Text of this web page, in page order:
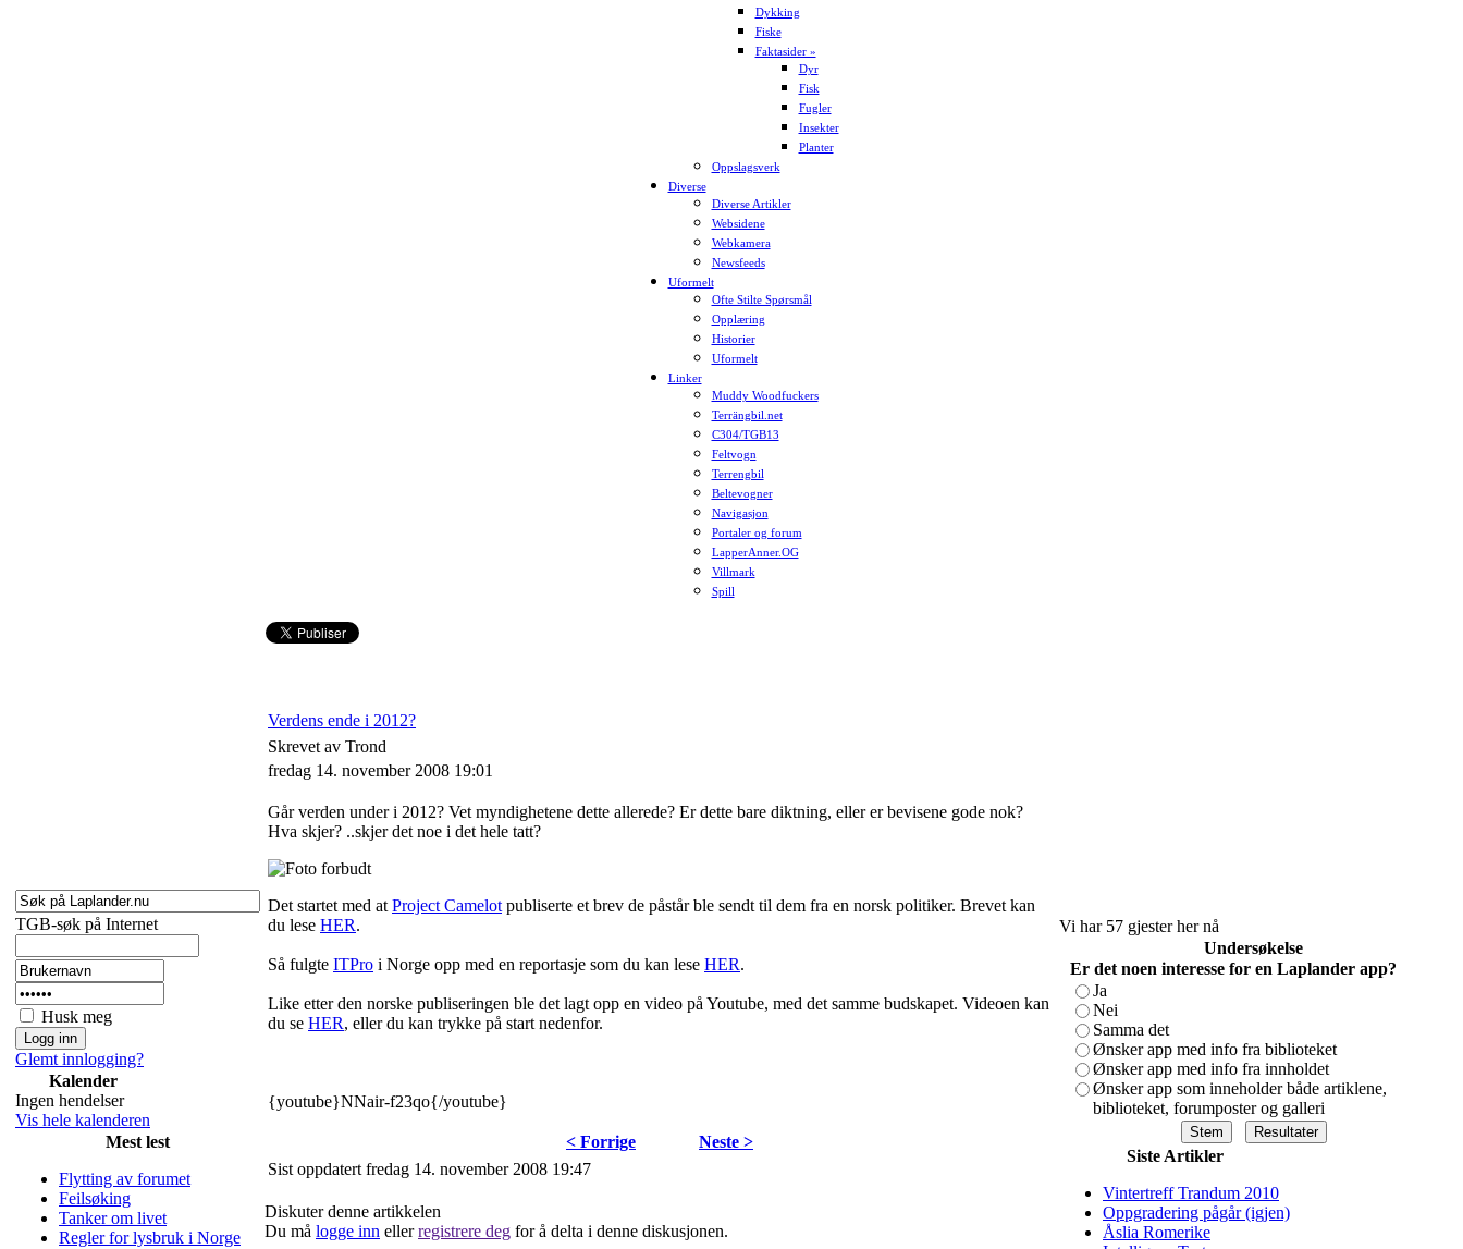
Dykking
Fiske
Faktasider »
Dyr
Fisk
Fugler
Insekter
Planter
Oppslagsverk
Diverse
Diverse Artikler
Websidene
Webkamera
Newsfeeds
Uformelt
Ofte Stilte Spørsmål
Opplæring
Historier
Uformelt
Linker
Muddy Woodfuckers
Terrängbil.net
C304/TGB13
Feltvogn
Terrengbil
Beltevogner
Navigasjon
Portaler og forum
LapperAnner.OG
Villmark
Spill
TGB-søk på Internet
Husk meg
Glemt innlogging?
Kalender
Ingen hendelser
Vis hele kalenderen
Mest lest
Flytting av forumet
Feilsøking
Tanker om livet
Regler for lysbruk i Norge
Verdens ende i 2012?
Skrevet av Trond
fredag 14. november 2008 19:01
Går verden under i 2012? Vet myndighetene dette allerede? Er dette bare diktning, eller er bevisene gode nok?
Hva skjer? ..skjer det noe i det hele tatt?
Det startet med at Project Camelot publiserte et brev de påstår ble sendt til dem fra en norsk politiker. Brevet kan
du lese HER.
Så fulgte ITPro i Norge opp med en reportasje som du kan lese HER.
Like etter den norske publiseringen ble det lagt opp en video på Youtube, med det samme budskapet. Videoen kan
du se HER, eller du kan trykke på start nedenfor.
{youtube}NNair-f23qo{/youtube}
< Forrige
Neste >
Sist oppdatert fredag 14. november 2008 19:47
Diskuter denne artikkelen
Du må logge inn ellerregistrere deg for å delta i denne diskusjonen.
Vi har 57 gjester her nå
Undersøkelse
Er det noen interesse for en Laplander app?
Ja
Nei
Samma det
Ønsker app med info fra biblioteket
Ønsker app med info fra innholdet
Ønsker app som inneholder både artiklene,
biblioteket, forumposter og galleri
Siste Artikler
Vintertreff Trandum 2010
Oppgradering pågår (igjen)
Åslia Romerike